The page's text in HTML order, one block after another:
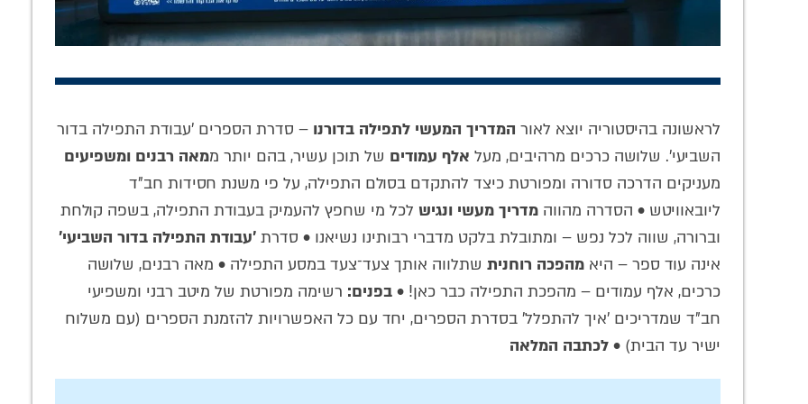
לראשונה בהיסטוריה יוצא לאור המדריך המעשי לתפילה בדורנו – סדרת הספרים 'עבודת התפילה בדור
השביעי'. שלושה כרכים מרהיבים, מעל אלף עמודים של תוכן עשיר, בהם יותר ממאה רבנים ומשפיעים
מעניקים הדרכה סדורה ומפורטת כיצד להתקדם בסולם התפילה, על פי משנת חסידות חב"ד
ליובאוויטש • הסדרה מהווה מדריך מעשי ונגיש לכל מי שחפץ להעמיק בעבודת התפילה, בשפה קולחת
וברורה, שווה לכל נפש – ומתובלת בלקט מדברי רבותינו נשיאנו • סדרת 'עבודת התפילה בדור השביעי'
אינה עוד ספר – היא מהפכה רוחנית שתלווה אותך צעד־צעד במסע התפילה • מאה רבנים, שלושה
כרכים, אלף עמודים – מהפכת התפילה כבר כאן! • בפנים: רשימה מפורטת של מיטב רבני ומשפיעי
חב"ד שמדריכים 'איך להתפלל' בסדרת הספרים, יחד עם כל האפשרויות להזמנת הספרים (עם משלוח
ישיר עד הבית) • לכתבה המלאה
מדוע הנביאים סירבו
לבנות כמו המקדש
השנה: מעל 5,000
חסידים כבר רכשו
את סט הספרים
שכבש את
ליובאוויטש
'להתפלל' עם מאמר
קבוע, ולקשר ללימוד
היומי: המשא המלא
של הרב שלמה זרחי
החב"דית: הנכד הרב
שלמה חיים קסלמן
בראיון אישי וחשוף
• צפו
שבנו לא מבין על
'שבת חזון'? •
התוועדות חסידית